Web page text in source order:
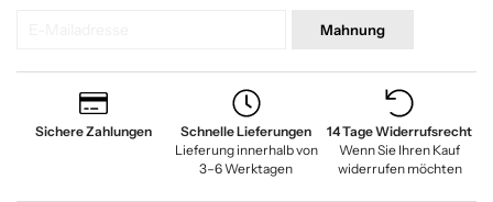
Mahnung
Sichere Zahlungen
Schnelle Lieferungen
Lieferung innerhalb von
3–6 Werktagen
14 Tage Widerrufsrecht
Wenn Sie Ihren Kauf
widerrufen möchten